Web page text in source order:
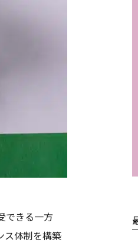
できる一方
ス体制を構築